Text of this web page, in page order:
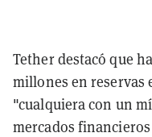
Tether destacó que
millones en reservas
"cualquiera con un
mercados